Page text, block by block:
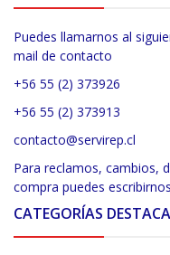
Puedes llamarnos al
mail de contacto
+56 55 (2) 373926
+56 55 (2) 373913
contacto@servirep.cl
Para reclamos, cambios,
compra puedes
CATEGORÍAS